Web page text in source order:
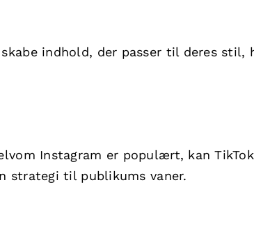
indhold, der passer til deres stil,
Instagram er populært, kan
strategi til publikums vaner.